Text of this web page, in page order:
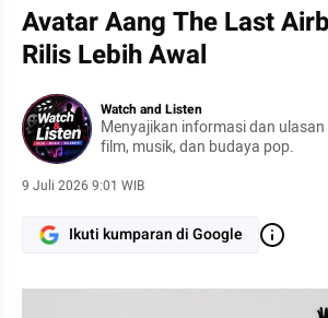
Avatar Aang The Last
Rilis Lebih Awal
Watch and Listen
Menyajikan informasi dan
film, musik, dan budaya pop.
9 Juli 2026 9:01 WIB
Ikuti kumparan di Google